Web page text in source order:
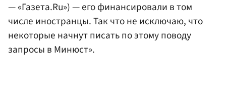
— «Газета.Ru») — его финансировали в том
числе иностранцы. Так что не исключаю, что
некоторые начнут писать по этому поводу
запросы в Минюст».